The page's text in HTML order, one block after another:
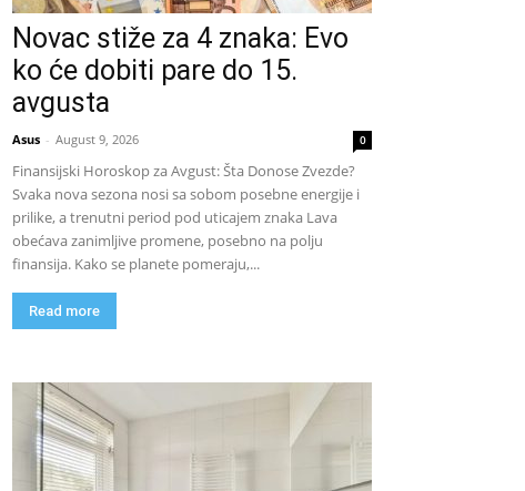
Novac stiže za 4 znaka: Evo
ko će dobiti pare do 15.
avgusta
Asus - August 9, 2026 0
Finansijski Horoskop za Avgust: Šta Donose Zvezde?
Svaka nova sezona nosi sa sobom posebne energije i
prilike, a trenutni period pod uticajem znaka Lava
obećava zanimljive promene, posebno na polju
finansija. Kako se planete pomeraju,...
Read more